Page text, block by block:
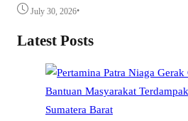
July 30, 2026•
Latest Posts